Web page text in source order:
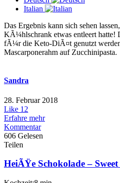
Italian
Das Ergebnis kann sich sehen
KÃ¼hlschrank etwas entleert hatte!
fÃ¼r die Keto-DiÃ¤t genutzt
Mascarponerahm auf Zucchinipasta.
Sandra
28. Februar 2018
Like 12
Erfahre mehr
Kommentar
606 Gelesen
Teilen
HeiÃŸe Schokolade –